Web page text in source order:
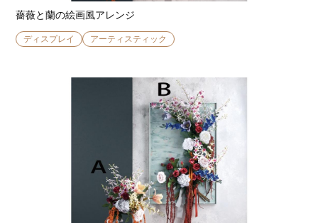
薔薇と蘭の絵画風アレンジ
ディスプレイ アーティスティック